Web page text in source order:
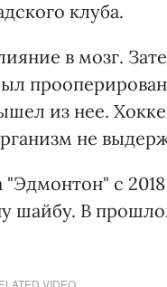
клуба.
в мозг.
из нее.
не
с
шайбу. В
VIDEO